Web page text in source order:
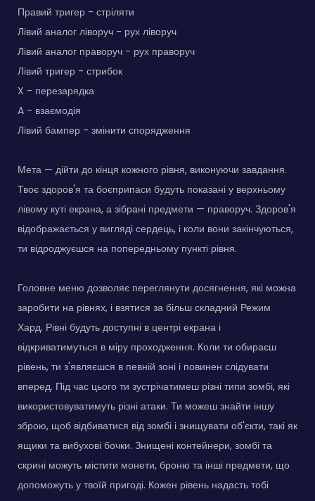
Правий тригер - стріляти
Лівий аналог ліворуч - рух ліворуч
Лівий аналог праворуч - рух праворуч
Лівий тригер - стрибок
X - перезарядка
A - взаємодія
Лівий бампер - змінити спорядження
Мета — дійти до кінця кожного рівня, виконуючи завдання.
Твоє здоров'я та боєприпаси будуть показані у верхньому
лівому куті екрана, а зібрані предмети — праворуч. Здоров'я
відображається у вигляді сердець, і коли вони закінчуються,
ти відроджуєшся на попередньому пункті рівня.
Головне меню дозволяє переглянути досягнення, які можна
заробити на рівнях, і взятися за більш складний Режим
Хард. Рівні будуть доступні в центрі екрана і
відкриватимуться в міру проходження. Коли ти обираєш
рівень, ти з'являєшся в певній зоні і повинен слідувати
вперед. Під час цього ти зустрічатимеш різні типи зомбі, які
використовуватимуть різні атаки. Ти можеш знайти іншу
зброю, щоб відбиватися від зомбі і знищувати об'єкти, такі як
ящики та вибухові бочки. Знищені контейнери, зомбі та
скрині можуть містити монети, броню та інші предмети, що
допоможуть у твоїй пригоді. Кожен рівень надасть тобі